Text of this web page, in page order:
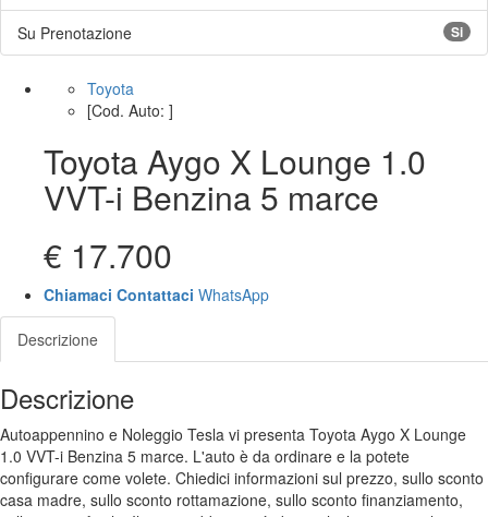
Si
Su Prenotazione
Toyota
[Cod. Auto: ]
Toyota Aygo X Lounge 1.0
VVT-i Benzina 5 marce
€ 17.700
Chiamaci Contattaci WhatsApp
Descrizione
Descrizione
Autoappennino e Noleggio Tesla vi presenta Toyota Aygo X Lounge
1.0 VVT-i Benzina 5 marce. L'auto è da ordinare e la potete
configurare come volete. Chiedici informazioni sul prezzo, sullo sconto
casa madre, sullo sconto rottamazione, sullo sconto finanziamento,